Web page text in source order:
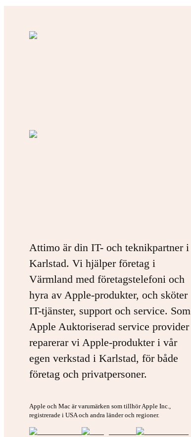
Attimo är din IT- och teknikpartner i
Karlstad. Vi hjälper företag i
Värmland med företagstelefoni och
hyra av Apple-produkter, och sköter
IT-tjänster, support och service. Som
Apple Auktoriserad service provider
reparerar vi Apple-produkter i vår
egen verkstad i Karlstad, för både
företag och privatpersoner.
Apple och Mac är varumärken som tillhör Apple Inc.,
registrerade i USA och andra länder och regioner.